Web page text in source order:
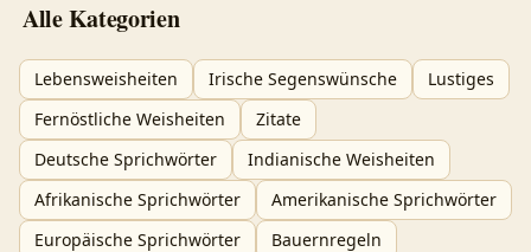
Alle Kategorien
Lebensweisheiten Irische Segenswünsche
Lustiges
Fernöstliche Weisheiten
Zitate
Deutsche Sprichwörter
Indianische Weisheiten
Afrikanische Sprichwörter
Amerikanische Sprichwörter
Europäische Sprichwörter
Bauernregeln